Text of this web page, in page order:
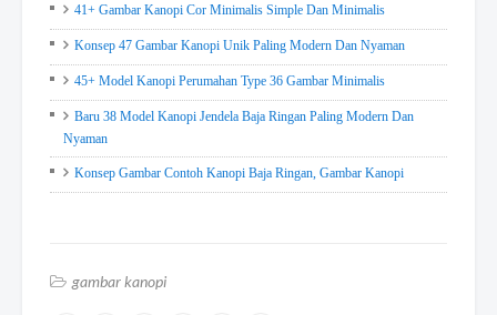
41+ Gambar Kanopi Cor Minimalis Simple Dan Minimalis
Konsep 47 Gambar Kanopi Unik Paling Modern Dan Nyaman
45+ Model Kanopi Perumahan Type 36 Gambar Minimalis
Baru 38 Model Kanopi Jendela Baja Ringan Paling Modern Dan
Nyaman
Konsep Gambar Contoh Kanopi Baja Ringan, Gambar Kanopi
gambar kanopi